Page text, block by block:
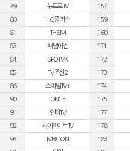
79
뉴트로TV
80
HQ플러스
81
THE M
83
채널이엠
84
SPOTV K
85
TV조선2
86
스마일TV+
90
ONCE
91
엔터TV
92
하이라이트TV
93
MBC ON
157
159
160
171
172
173
174
175
177
178
183